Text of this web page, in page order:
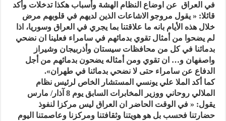
في العراق عن اوضاع النظام الهشة وأسباب هكذا تدخلات وأكد
قائلا: « يقول مروجو الاشاعات الذين لديهم في قلوبهم مرض
خلال هذه الأيام بانه ما علاقتنا بما يجري في العراق وسوريا، اذا
لم يضحوا من أمثال تقوي بدمائهم في سامراء فعلينا ان نضحي
بدمائنا في كل من محافظات سيستان وأذربيجان وشيراز
واصفهان و… ان تقوي ومن أمثاله يضحون بدمائهم من أجل
الدفاع عن سامراء حتى لا نضحي بدمائنا في طهران».
كما أكد الملا علي يونسي المستشار الخاص لرئيس نظام
الملالي روحاني ووزير المخابرات السابق يوم 8 آذار/ مارس
يقول: « في الوقت الحاضر ان العراق ليس مركزا لنفوذ
حضارتنا فحسب بل هو هويتنا وثقافتنا ومركزنا وعاصمتنا اليوم